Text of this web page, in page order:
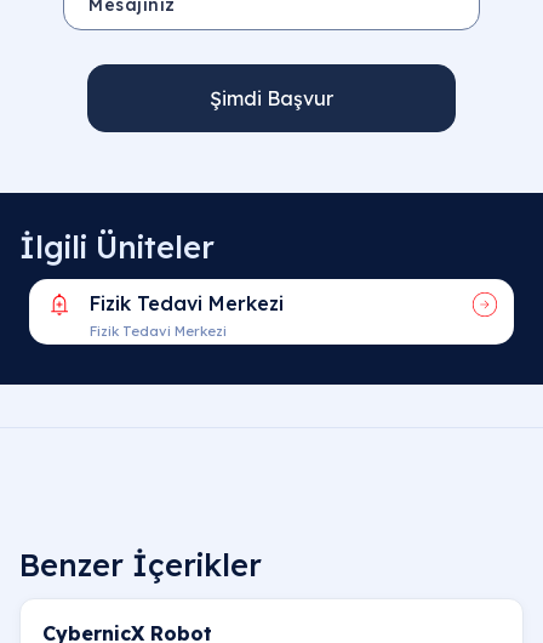
Şimdi Başvur
İlgili Üniteler
Fizik Tedavi Merkezi
Fizik Tedavi Merkezi
Benzer İçerikler
CybernicX Robot